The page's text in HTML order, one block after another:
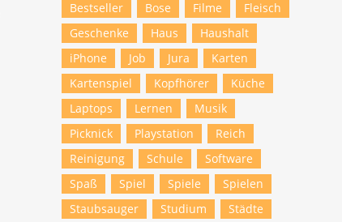
Bestseller
Bose Filme
Fleisch
Geschenke
Haus
Haushalt
iPhone
Job Jura
Karten
Kartenspiel
Kopfhörer
Küche
Laptops
Lernen
Musik
Picknick
Playstation
Reich
Reinigung
Schule
Software
Spaß
Spiel Spiele
Spielen
Staubsauger
Studium Städte